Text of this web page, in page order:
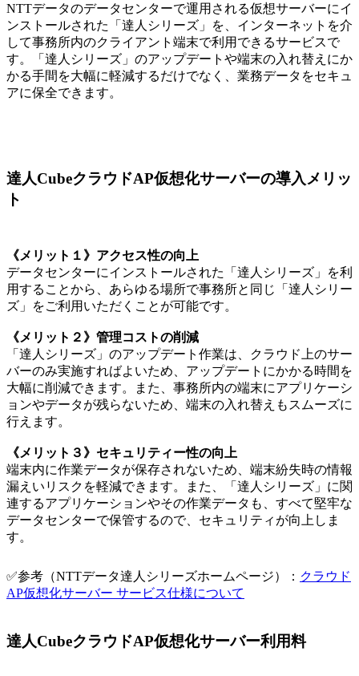
NTTデータのデータセンターで運用される仮想サーバーにイ
ンストールされた「達人シリーズ」を、インターネットを介
して事務所内のクライアント端末で利用できるサービスで
す。「達人シリーズ」のアップデートや端末の入れ替えにか
かる手間を大幅に軽減するだけでなく、業務データをセキュ
アに保全できます。
達人CubeクラウドAP仮想化サーバーの導入メリッ
ト
《メリット１》アクセス性の向上
データセンターにインストールされた「達人シリーズ」を利
用することから、あらゆる場所で事務所と同じ「達人シリー
ズ」をご利用いただくことが可能です。
《メリット２》管理コストの削減
「達人シリーズ」のアップデート作業は、クラウド上のサー
バーのみ実施すればよいため、アップデートにかかる時間を
大幅に削減できます。また、事務所内の端末にアプリケーシ
ョンやデータが残らないため、端末の入れ替えもスムーズに
行えます。
《メリット３》セキュリティー性の向上
端末内に作業データが保存されないため、端末紛失時の情報
漏えいリスクを軽減できます。また、「達人シリーズ」に関
連するアプリケーションやその作業データも、すべて堅牢な
データセンターで保管するので、セキュリティが向上しま
す。
✅参考（NTTデータ達人シリーズホームページ）： クラウド
AP仮想化サーバー サービス仕様について
達人CubeクラウドAP仮想化サーバー利用料